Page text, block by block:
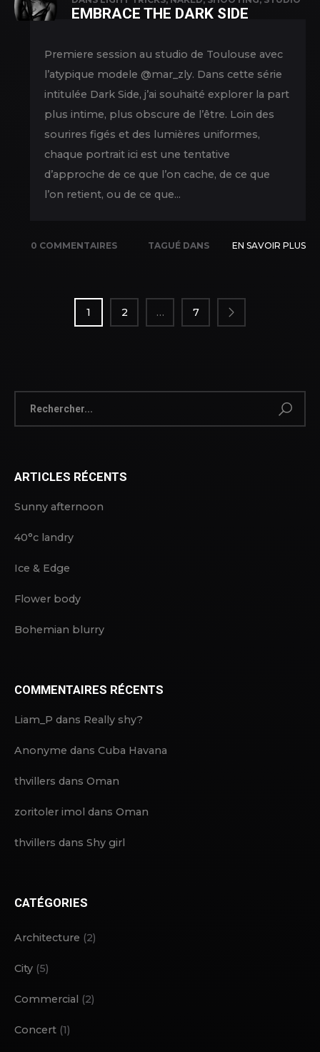
STUDIO
EMBRACE THE DARK SIDE
Premiere session au studio de Toulouse avec
l’atypique modele @mar_zly. Dans cette série
intitulée Dark Side, j’ai souhaité explorer la part
plus intime, plus obscure de l’être. Loin des
sourires figés et des lumières uniformes,
chaque portrait ici est une tentative
d’approche de ce que l’on cache, de ce que
l’on retient, ou de ce que...
0 COMMENTAIRES
TAGUÉ DANS
STUDIO
EN SAVOIR PLUS
PUBLICATIONS
1 2 … 7
ARTICLES RÉCENTS
Sunny afternoon
40°c landry
Ice & Edge
Flower body
Bohemian blurry
COMMENTAIRES RÉCENTS
Liam_P dans Really shy?
Anonyme dans Cuba Havana
thvillers dans Oman
zoritoler imol dans Oman
thvillers dans Shy girl
CATÉGORIES
Architecture (2)
City (5)
Commercial (2)
Concert (1)